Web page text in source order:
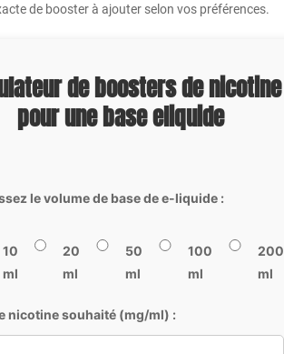
de booster à ajouter selon vos préférences.
de boosters de nicotine
pour une base eliquide
le volume de base de e-liquide :
10
ml
20
ml
50
ml
100
ml
200
ml
nicotine souhaité (mg/ml) :